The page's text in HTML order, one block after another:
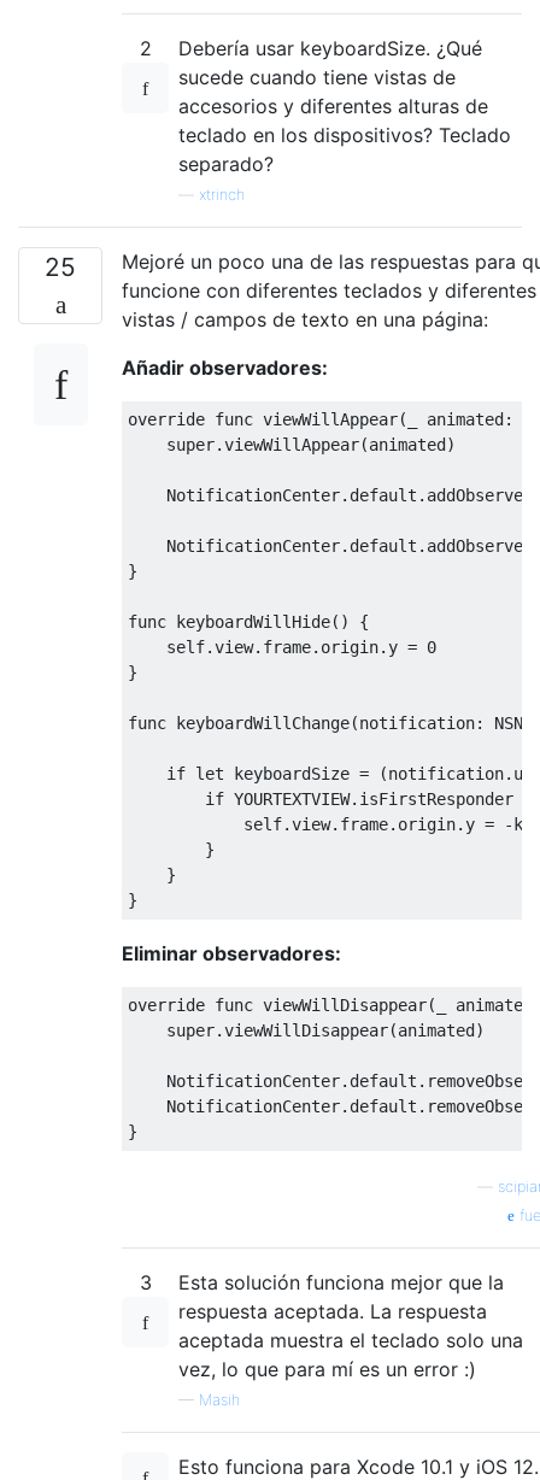
2
Debería usar keyboardSize. ¿Qué
sucede cuando tiene vistas de
accesorios y diferentes alturas de
teclado en los dispositivos? Teclado
separado?
xtrinch
25
Mejoré un poco una de las respuestas para
funcione con diferentes teclados y diferentes
vistas / campos de texto en una página:
Añadir observadores:
override func viewWillAppear( animated:
super.viewWillAppear(animated)
NotificationCenter. default . addObserver
NotificationCenter. default . addObserver
}
func keyboardWillHide()
{
self.view. frame. origin. y = 0
}
func keyboardWillChange(notification:
if let keyboardSize = (notification.
if YOURTEXTVIEW. isFirstResponder
self.view. frame. origin. y = -
}
}
}
Eliminar observadores:
override func viewWillDisappear( animated
super.viewWillDisappear(animated)
NotificationCenter. default .
NotificationCenter. default .
}
3
Esta solución funciona mejor que la
respuesta aceptada. La respuesta
aceptada muestra el teclado solo una
vez, lo que para mí es un error :)
— Masih
Esto funciona para Xcode 10.1 y iOS 12.